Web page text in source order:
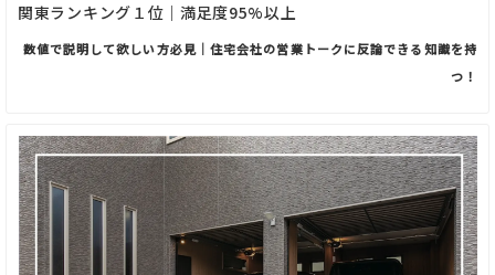
関東ランキング１位｜満足度95%以上
数値で説明して欲しい方必見｜住宅会社の営業トークに反論できる知識を持
つ！